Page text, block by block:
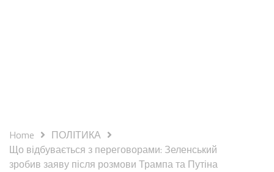
Home
ПОЛІТИКА
Що відбувається з переговорами: Зеленський
зробив заяву після розмови Трампа та Путіна